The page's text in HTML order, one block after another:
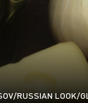
RUSSIAN LOOK/